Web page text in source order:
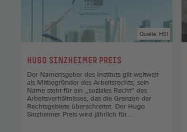
:HUGO SINZHEIMER PREIS
Der Namensgeber des Instituts gilt weltweit
als Mitbegründer des Arbeitsrechts; sein
Name steht für ein „soziales Recht“ des
Arbeitsverhältnisses, das die Grenzen der
Rechtsgebiete überschreitet. Der Hugo
Sinzheimer Preis wird jährlich für
Quelle: HSI